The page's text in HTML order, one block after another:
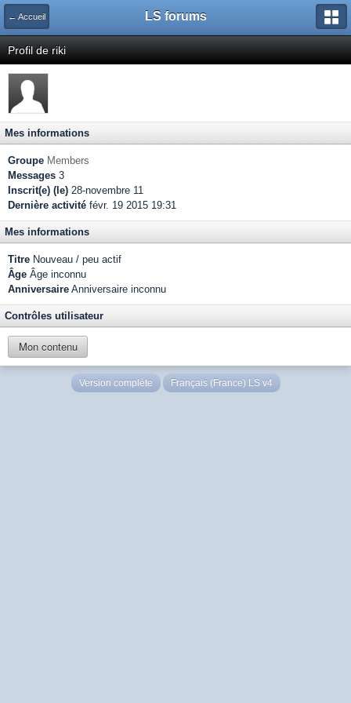
← Accueil LS forums
Profil de riki
Mes informations
Groupe Members
Messages 3
Inscrit(e) (le) 28-novembre 11
Dernière activité févr. 19 2015 19:31
Mes informations
Titre Nouveau / peu actif
Âge Âge inconnu
Anniversaire Anniversaire inconnu
Contrôles utilisateur
Mon contenu
Version complète Français (France) LS v4